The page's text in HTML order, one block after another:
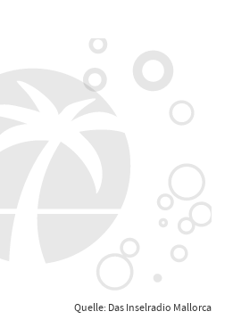
Quelle: Das Inselradio Mallorca